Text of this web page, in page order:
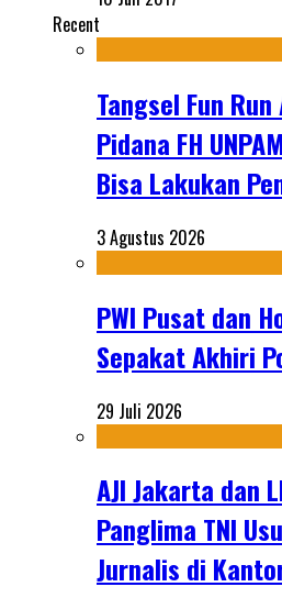
Recent
Tangsel Fun
Pidana FH
Bisa Lakukan
3 Agustus 2026
PWI Pusat dan
Sepakat Akhiri
29 Juli 2026
AJI Jakarta dan
Panglima TNI
Jurnalis di